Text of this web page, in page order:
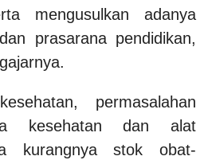
mengusulkan adanya
prasarana pendidikan,
permasalahan
kesehatan dan alat
kurangnya stok obat-